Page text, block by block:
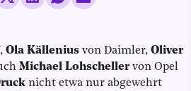
Ola Källenius von Daimler, Oliver
Michael Lohschellervon Opel
nicht etwa nur abgewehrt